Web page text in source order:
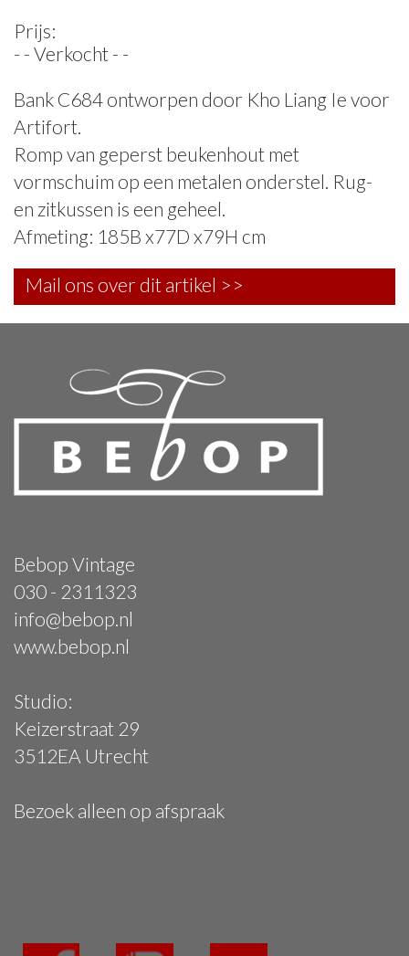
Prijs:
- - Verkocht - -
Bank C684 ontworpen door Kho Liang Ie voor
Artifort.
Romp van geperst beukenhout met
vormschuim op een metalen onderstel. Rug-
en zitkussen is een geheel.
Afmeting: 185B x77D x79H cm
Mail ons over dit artikel >>
Bebop Vintage
030 - 2311323
info@bebop.nl
www.bebop.nl
Studio:
Keizerstraat 29
3512EA Utrecht
Bezoek alleen op afspraak